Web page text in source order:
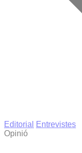
Editorial
Entrevistes
Opinió